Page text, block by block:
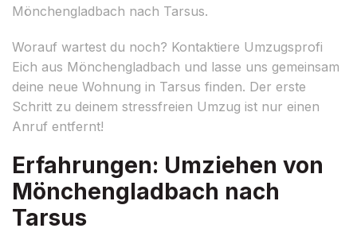
Mönchengladbach nach Tarsus.
Worauf wartest du noch? Kontaktiere Umzugsprofi
Eich aus Mönchengladbach und lasse uns gemeinsam
deine neue Wohnung in Tarsus finden. Der erste
Schritt zu deinem stressfreien Umzug ist nur einen
Anruf entfernt!
Erfahrungen: Umziehen von
Mönchengladbach nach
Tarsus